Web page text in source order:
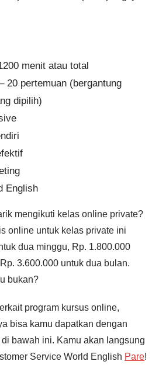
menit atau total
20 pertemuan (bergantung
dipilih)
English
mengikuti kelas online private?
online untuk kelas private ini
dua minggu, Rp. 1.800.000
3.600.000 untuk dua bulan.
bukan?
program kursus online,
bisa kamu dapatkan dengan
bawah ini. Kamu akan langsung
Service World English Pare!